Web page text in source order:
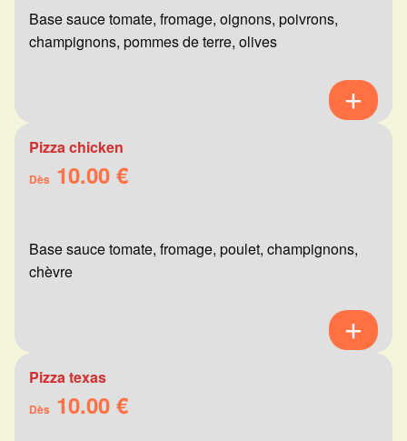
Base sauce tomate, fromage, oignons, poivrons,
champignons, pommes de terre, olives
Pizza chicken
Dès 10.00 €
Base sauce tomate, fromage, poulet, champignons,
chèvre
Pizza texas
Dès 10.00 €